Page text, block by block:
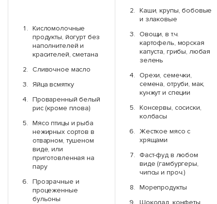
Кисломолочные
продукты, йогурт без
наполнителей и
красителей, сметана
Сливочное масло
Яйца всмятку
Проваренный белый
рис (кроме плова)
Мясо птицы и рыба
нежирных сортов в
отварном, тушеном
виде, или
приготовленная на
пару
Прозрачные и
процеженные
бульоны
Каши, крупы, бобовые
и злаковые
Овощи, в т.ч.
картофель, морская
капуста, грибы, любая
зелень
Орехи, семечки,
семена, отруби, мак,
кунжут и специи
Консервы, сосиски,
колбасы
Жесткое мясо с
хрящами
Фаст-фуд в любом
виде (гамбургеры,
чипсы и проч.)
Морепродукты
Шоколад, конфеты